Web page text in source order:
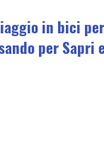
in bici
per Sapri